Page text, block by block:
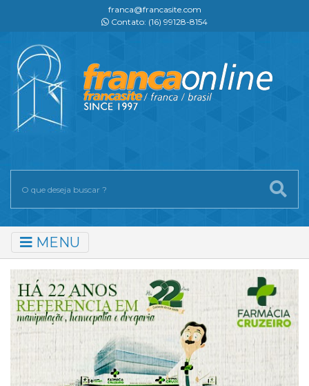
franca@francasite.com
Contato: (16) 99128-8154
MENU